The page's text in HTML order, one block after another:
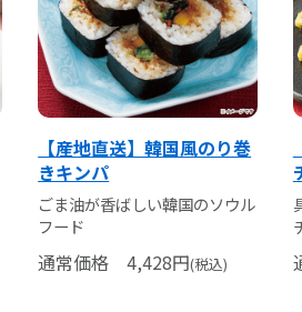
【産地直送】韓国風のり巻
きキンパ
ごま油が香ばしい韓国のソウル
フード
通常価格 4,428円(税込)